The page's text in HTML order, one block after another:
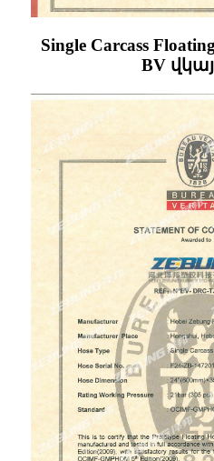
Single Carcass
BV